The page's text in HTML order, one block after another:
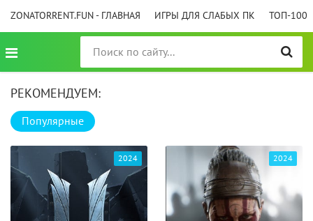
ZONATORRENT.FUN - ГЛАВНАЯ ИГРЫ ДЛЯ СЛАБЫХ ПК ТОП-100
РЕКОМЕНДУЕМ:
Популярные
2024 2024